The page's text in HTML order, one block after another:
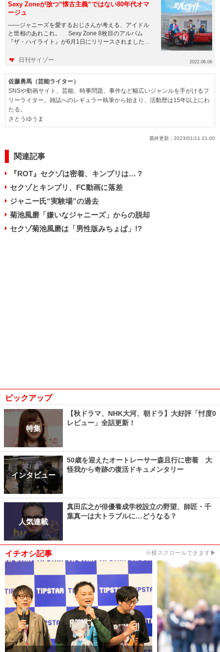
Sexy Zoneが放つ“懐古主義“ではない80年代オマ
ージュ
――ジャニーズを愛するおじさんが考える、アイドル
と世相のあれこれ。 Sexy Zone 8枚目のアルバム
『ザ・ハイライト』が6月1日にリリースされました。
日刊サイゾー 2022.06.06
佐藤勇馬（芸能ライター）
SNSや動画サイト、芸能、時事問題、事件など幅広いジャンルを手がけるフ
リーライター。雑誌へのレギュラー執筆から始まり、活動歴は15年以上にわ
たる。
さとうゆうま
最終更新： 2023/01/11 21:00
関連記事
『ROT』セクゾは密着、キンプリは…？
セクゾとキンプリ、FC動画に落差
ジャニー氏“実験場”の過去
菊池風磨「嫌いなジャニーズ」からの脱却
セクゾ菊池風磨は「男性版みちょぱ」!?
ピックアップ
特集
【秋ドラマ、NHK大河、朝ドラ】大好評「忖度0
レビュー」全話更新！
インタビュー
50歳を迎えたオートレーサー森且行に密着 大
怪我から奇跡の復活ドキュメンタリー
人気連載
真田広之が俳優養成学校設立の野望、師匠・千
葉真一は大トラブルに…どうなる？
イチオシ記事 ※横スクロールできます▶